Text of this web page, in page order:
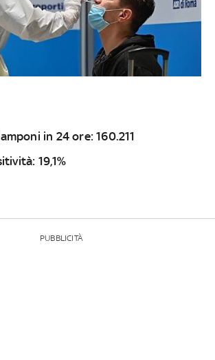
in 24 ore: 160.211
19,1%
PUBBLICITÀ